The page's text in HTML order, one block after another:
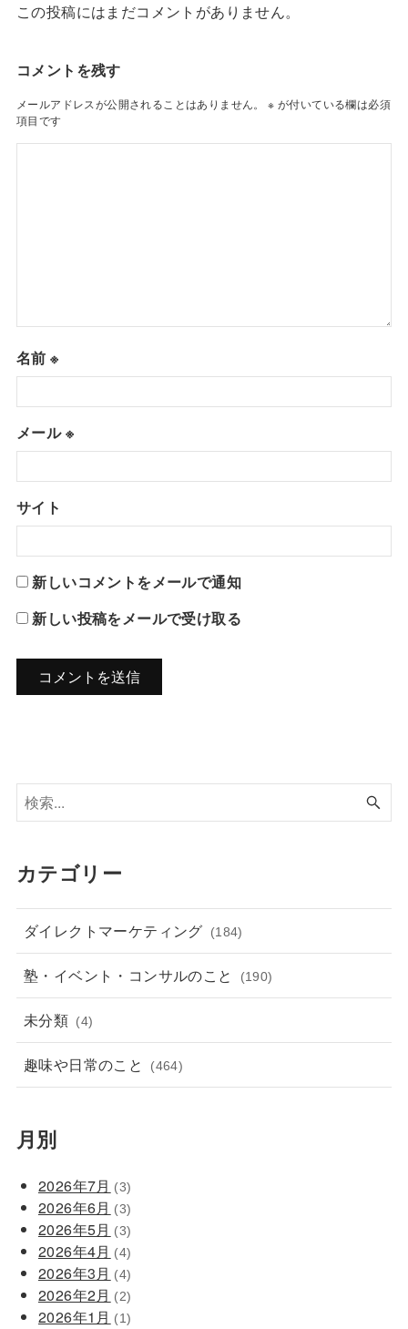
この投稿にはまだコメントがありません。
コメントを残す
メールアドレスが公開されることはありません。 ※ が付いている欄は必須
項目です
名前※
メール※
サイト
新しいコメントをメールで通知
新しい投稿をメールで受け取る
カテゴリー
ダイレクトマーケティング (184)
塾・イベント・コンサルのこと (190)
未分類 (4)
趣味や日常のこと (464)
月別
2026年7月 (3)
2026年6月 (3)
2026年5月 (3)
2026年4月 (4)
2026年3月 (4)
2026年2月 (2)
2026年1月 (1)